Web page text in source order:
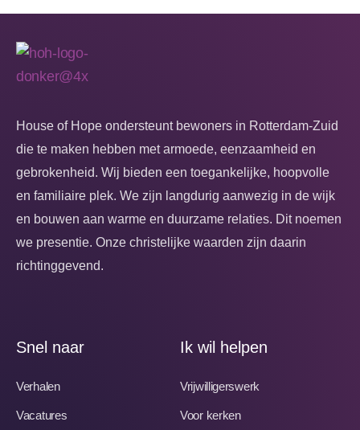
House of Hope ondersteunt bewoners in Rotterdam-Zuid
die te maken hebben met armoede, eenzaamheid en
gebrokenheid. Wij bieden een toegankelijke, hoopvolle
en familiaire plek. We zijn langdurig aanwezig in de wijk
en bouwen aan warme en duurzame relaties. Dit noemen
we presentie. Onze christelijke waarden zijn daarin
richtinggevend.
Snel naar
Verhalen
Vacatures
Ik wil helpen
Vrijwilligerswerk
Voor kerken